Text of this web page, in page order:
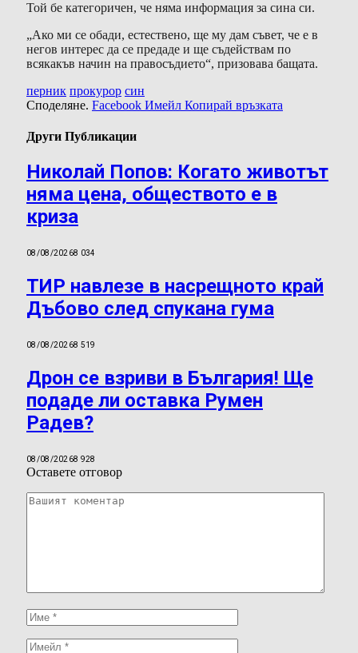
Той бе категоричен, че няма информация за сина си.
„Ако ми се обади, естествено, ще му дам съвет, че е в
негов интерес да се предаде и ще съдействам по
всякакъв начин на правосъдието“, призовава бащата.
перник прокурор син
Споделяне. Facebook Имейл Копирай връзката
Други Публикации
Николай Попов: Когато животът
няма цена, обществото е в
криза
08/08/20268 034
ТИР навлезе в насрещното край
Дъбово след спукана гума
08/08/20268 519
Дрон се взриви в България! Ще
подаде ли оставка Румен
Радев?
08/08/20268 928
Оставете отговор